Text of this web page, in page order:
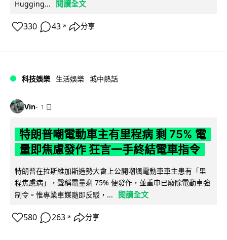
Hugging... 閱讀全文
330 43 ↗ 分享
科技娛樂 生活娛樂 城中熱話
Vin 1 日
特朗普嘲電動車主有里程病 剩 75% 電
量即焦慮發作 狂言一手終結電車指令
特朗普在拉斯維加斯造勢大會上公開嘲諷電動車車主患有「里
程焦慮病」，聲稱電量剩 75% 便發作，並重申已廢除電動車強
制令。惟專業車媒隨即反駁，...
閱讀全文
580 263 ↗ 分享